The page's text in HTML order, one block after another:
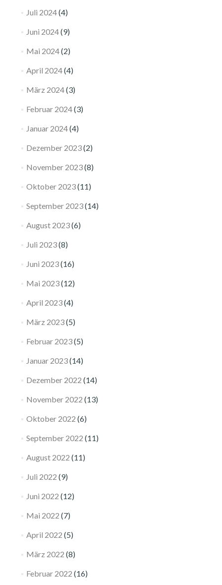
Juli 2024(4)
Juni 2024(9)
Mai 2024(2)
April 2024(4)
März 2024(3)
Februar 2024(3)
Januar 2024(4)
Dezember 2023(2)
November 2023(8)
Oktober 2023(11)
September 2023(14)
August 2023(6)
Juli 2023(8)
Juni 2023(16)
Mai 2023(12)
April 2023(4)
März 2023(5)
Februar 2023(5)
Januar 2023(14)
Dezember 2022 (14)
November 2022 (13)
Oktober 2022 (6)
September 2022 (11)
August 2022 (11)
Juli 2022 (9)
Juni 2022 (12)
Mai 2022 (7)
April 2022 (5)
März 2022 (8)
Februar 2022 (16)